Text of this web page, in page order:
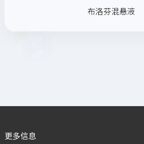
布洛芬混悬液
更多信息